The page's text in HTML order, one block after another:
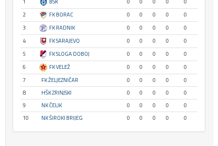
2
FK BORAC 0 0 0 0
0
3
FK RADNIK 0 0 0 0
0
4
FK SARAJEVO 0 0 0 0
0
5
FK SLOGA DOBOJ 0 0 0 0
0
6
FK VELEŽ 0 0 0 0
0
7
FK ŽELJEZNIČAR 0 0 0 0
0
8
HŠK ZRINJSKI 0 0 0 0
0
9
NK ČELIK 0 0 0 0
0
10
NK ŠIROKI BRIJEG 0 0 0 0 0